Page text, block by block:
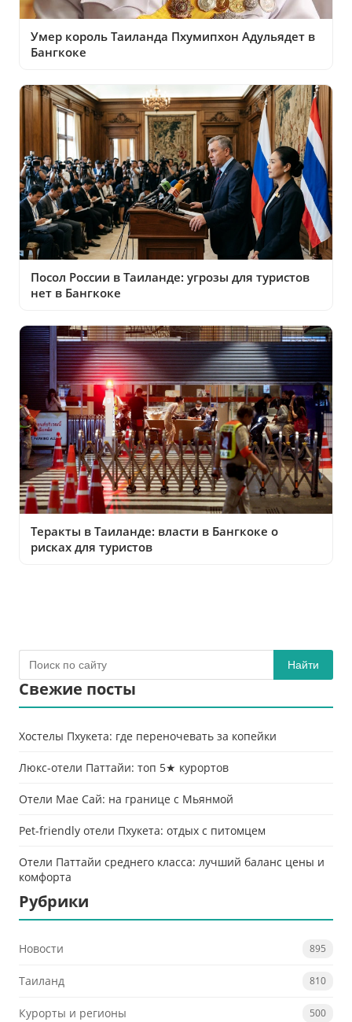
Умер король Таиланда Пхумипхон Адульядет в
Бангкоке
Посол России в Таиланде: угрозы для туристов
нет в Бангкоке
Теракты в Таиланде: власти в Бангкоке о
рисках для туристов
Найти
Свежие посты
Хостелы Пхукета: где переночевать за копейки
Люкс-отели Паттайи: топ 5★ курортов
Отели Мае Сай: на границе с Мьянмой
Pet-friendly отели Пхукета: отдых с питомцем
Отели Паттайи среднего класса: лучший баланс цены и
комфорта
Рубрики
Новости 895
Таиланд 810
Курорты и регионы 500